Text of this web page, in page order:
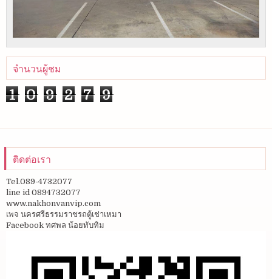
จำนวนผู้ชม
1 0 9 2 7 9
ติดต่อเรา
Tel.089-4732077
line id 0894732077
www.nakhonvanvip.com
เพจ นครศรีธรรมราชรถตู้เช่าเหมา
Facebook ทศพล น้อยทับทิม